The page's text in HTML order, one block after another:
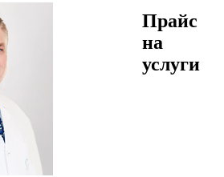
Прайс
на
услуги